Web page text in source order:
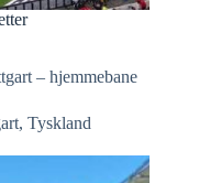
– hjemmebane
, Tyskland